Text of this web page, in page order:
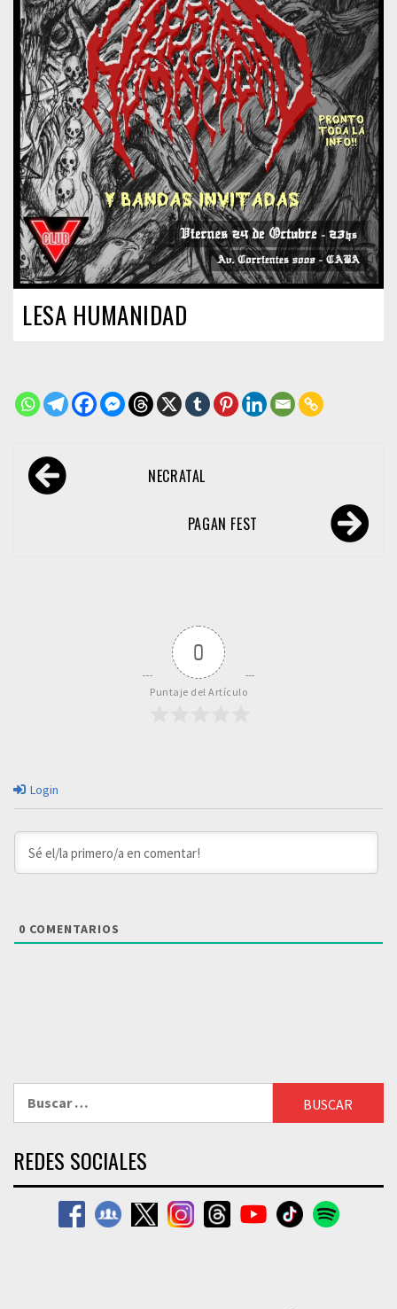
LESA HUMANIDAD
Navegación
de NECRATAL
PAGAN FEST
0
Puntaje del Artículo
Login
0 COMENTARIOS
REDES SOCIALES